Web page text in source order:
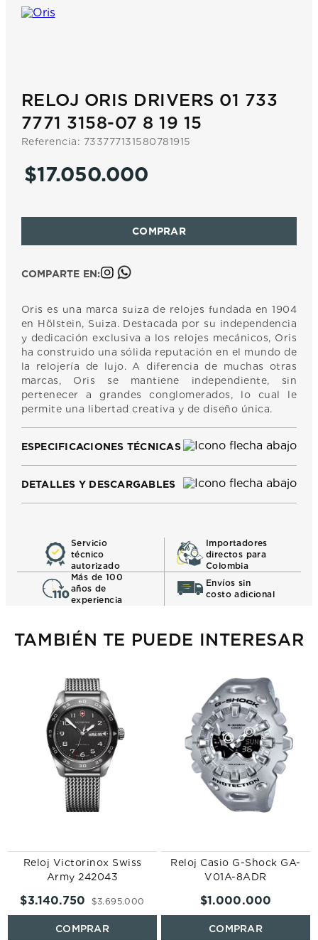
RELOJ ORIS DRIVERS 01 733
7771 3158-07 8 19 15
Referencia: 733777131580781915
$17.050.000
COMPARTE EN:
Oris es una marca suiza de relojes fundada en 1904
en Hölstein, Suiza. Destacada por su independencia
y dedicación exclusiva a los relojes mecánicos, Oris
ha construido una sólida reputación en el mundo de
la relojería de lujo. A diferencia de muchas otras
marcas, Oris se mantiene independiente, sin
pertenecer a grandes conglomerados, lo cual le
permite una libertad creativa y de diseño única.
ESPECIFICACIONES TÉCNICAS
DETALLES Y DESCARGABLES
Servicio
técnico
autorizado
Importadores
directos para
Colombia
Más de 100
años de
experiencia
Envíos sin
costo adicional
TAMBIÉN TE PUEDE INTERESAR
Reloj Victorinox Swiss
Army 242043
$3.695.000
$3.140.750
Reloj Casio G-Shock GA-
V01A-8ADR
$1.000.000